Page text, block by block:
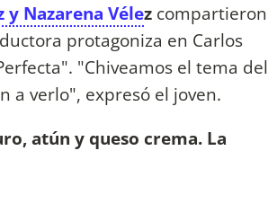
y Nazarena Vélez compartieron
protagoniza en Carlos
"Chiveamos el tema del
a verlo", expresó el joven.
atún y queso crema. La